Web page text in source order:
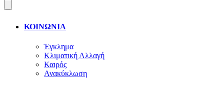
ΚΟΙΝΩΝΙΑ
Έγκλημα
Κλιματική Αλλαγή
Καιρός
Ανακύκλωση